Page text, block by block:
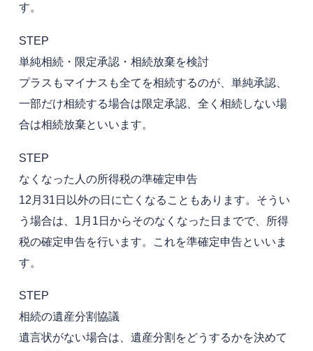
す。
STEP
単純相続・限定承認・相続放棄を検討
プラスもマイナスも全てを相続するのが、単純承認、
一部だけ相続する場合は限定承認、全く相続しない場
合は相続放棄といいます。
STEP
なくなった人の所得税の準確定申告
12月31日以外の日に亡くなることもあります。そうい
う場合は、1月1日からそのなくなった日までで、所得
税の確定申告を行います。これを準確定申告といいま
す。
STEP
相続の遺産分割協議
遺言状がない場合は、遺産分割をどうするかを決めて